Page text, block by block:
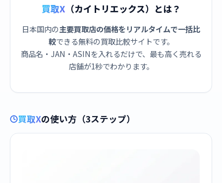
買取X （カイトリエックス）とは？
日本国内の主要買取店の価格をリアルタイムで一括比
較できる無料の買取比較サイトです。
商品名・JAN・ASINを入れるだけで、最も高く売れる
店舗が1秒でわかります。
買取Xの使い方（3ステップ）